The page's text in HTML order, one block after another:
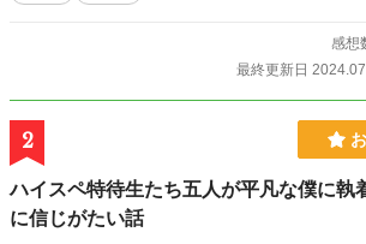
感想
最終更新日
2
ハイスペ特待生たち五人が平凡な僕に執
に信じがたい話